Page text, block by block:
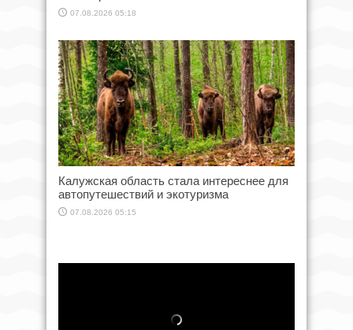
07.08.2026 05:18
Калужская область стала интереснее для
автопутешествий и экотуризма
07.08.2026 05:15